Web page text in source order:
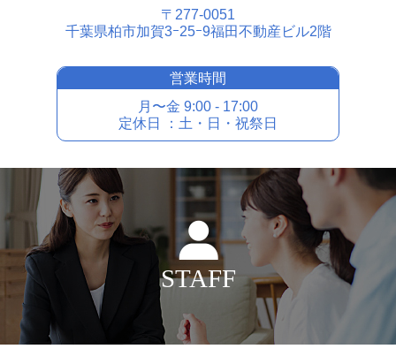
〒277-0051
千葉県柏市加賀3ｰ25ｰ9福⽥不動産ビル2階
営業時間
⽉〜⾦ 9:00 - 17:00
定休⽇ ：⼟・⽇・祝祭⽇
STAFF